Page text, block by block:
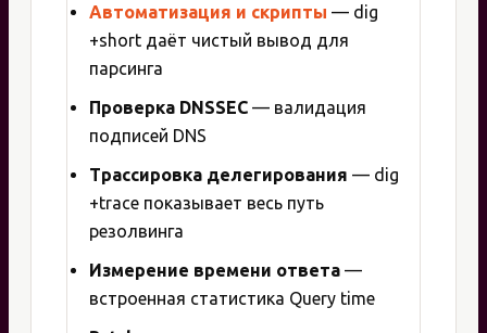
Автоматизация и скрипты — dig
+short даёт чистый вывод для
парсинга
Проверка DNSSEC — валидация
подписей DNS
Трассировка делегирования — dig
+trace показывает весь путь
резолвинга
Измерение времени ответа —
встроенная статистика Query time